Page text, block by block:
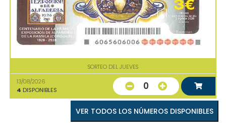
SORTEO DEL JUEVES
13/08/2026
4 DISPONIBLES 0
VER TODOS LOS NÚMEROS DISPONIBLES